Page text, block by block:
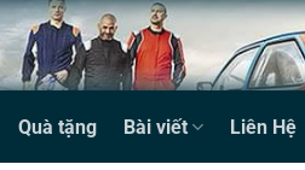
Quà tặng Bài viết Liên Hệ